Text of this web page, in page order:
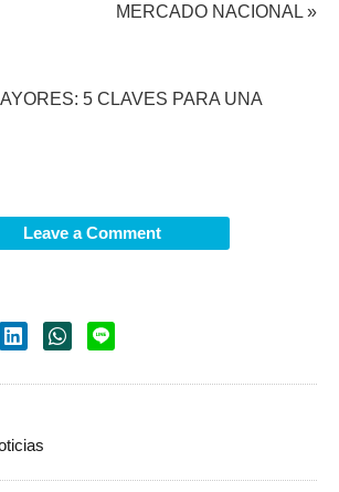
MERCADO NACIONAL »
5 CLAVES PARA UNA
Leave a Comment